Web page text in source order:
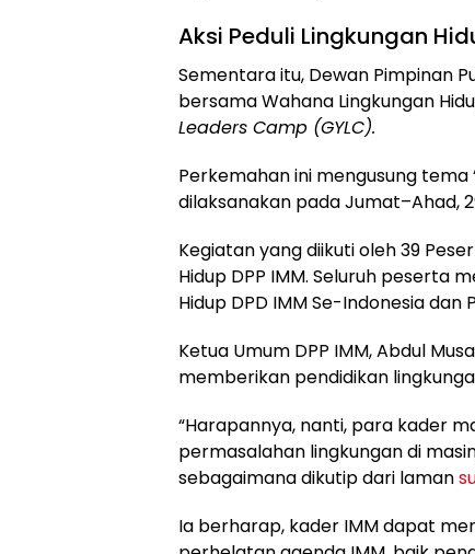
Aksi Peduli Lingkungan
Sementara itu, Dewan Pimpinan
bersama Wahana Lingkungan
Leaders Camp (GYLC).
Perkemahan ini mengusung tema
dilaksanakan pada Jumat–Ahad,
Kegiatan yang diikuti oleh 39
Hidup DPP IMM. Seluruh peserta
Hidup DPD IMM Se-Indonesia dan
Ketua Umum DPP IMM, Abdul
memberikan pendidikan
“Harapannya, nanti, para kader
permasalahan lingkungan di
sebagaimana dikutip dari laman
Ia berharap, kader IMM dapat